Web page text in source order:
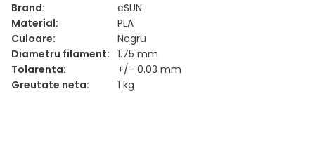
Brand:
eSUN
Material:
PLA
Culoare:
Negru
Diametru filament: 1.75 mm
Tolarenta:
+/- 0.03 mm
Greutate neta:
1 kg